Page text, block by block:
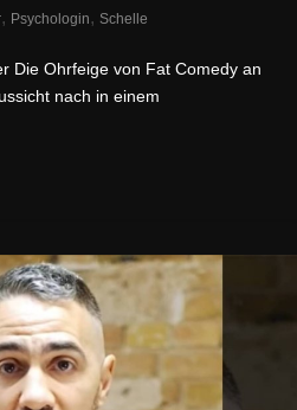
, Psychologin, Schelle
Die Ohrfeige von Fat Comedy an
nach in einem